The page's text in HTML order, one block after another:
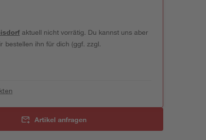
aktuell nicht vorrätig. Du kannst uns aber
bestellen ihn für dich (ggf. zzgl.
Artikel anfragen